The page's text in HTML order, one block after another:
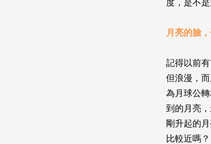
度，是不
月亮的臉
記得以前
但浪漫，
為月球公
到的月亮
剛升起的
比較近嗎？